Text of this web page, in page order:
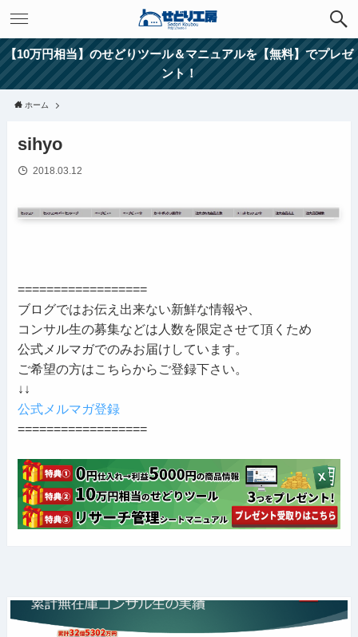
【10万円相当】のせどりツール＆マニュアルを【無料】でプレゼ
ント！
ホーム
sihyo
2018.03.12
==================
ブログではお伝え出来ない新鮮な情報や、
コンサル生の募集などは人数を限定させて頂くため
公式メルマガでのみお届けしています。
ご希望の方はこちらからご登録下さい。
↓↓
公式メルマガ登録
==================